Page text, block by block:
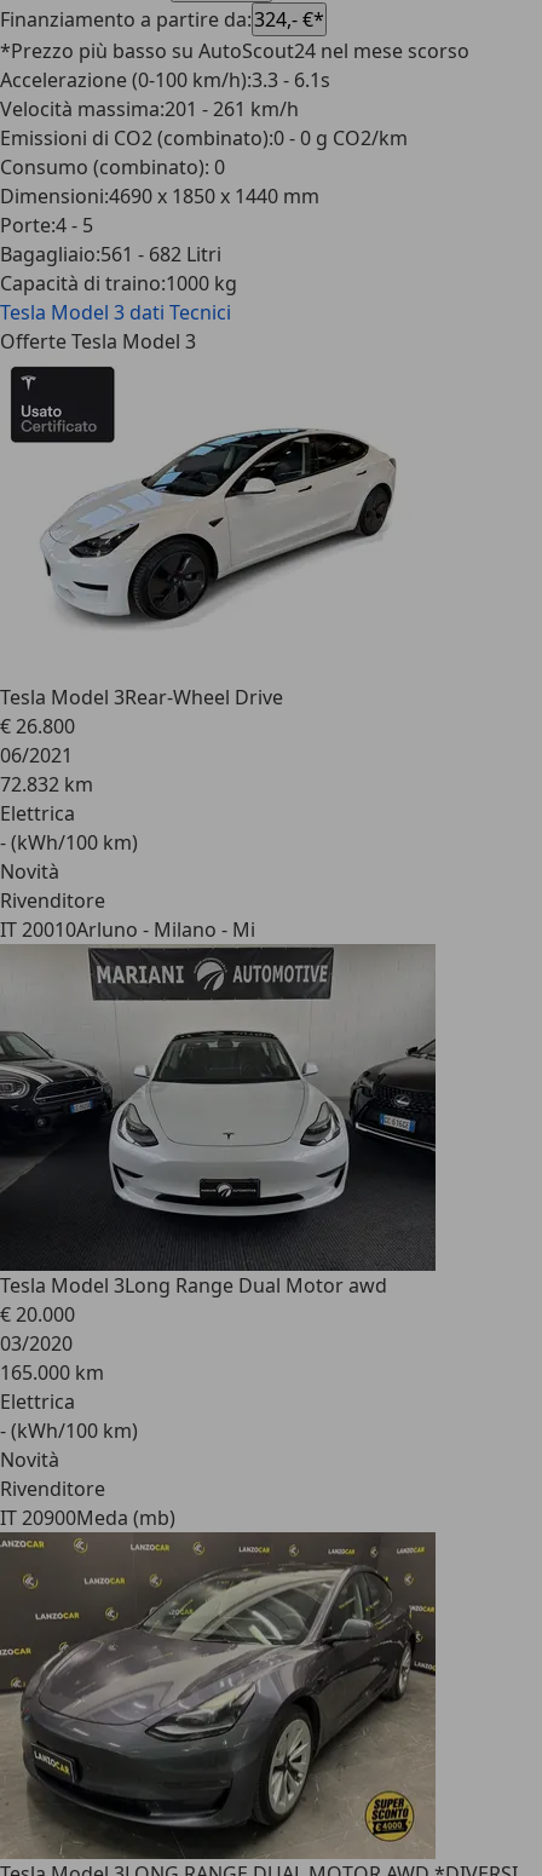
Finanziamento a partire da:324,- €*
*Prezzo più basso su AutoScout24 nel mese scorso
Accelerazione (0-100 km/h):3.3 - 6.1s
Velocità massima:201 - 261 km/h
Emissioni di CO2 (combinato):0 - 0 g CO2/km
Consumo (combinato): 0
Dimensioni:4690 x 1850 x 1440 mm
Porte:4 - 5
Bagagliaio:561 - 682 Litri
Capacità di traino:1000 kg
Tesla Model 3 dati Tecnici
Offerte Tesla Model 3
Tesla Model 3Rear-Wheel Drive
€ 26.800
06/2021
72.832 km
Elettrica
- (kWh/100 km)
Novità
Rivenditore
IT 20010Arluno - Milano - Mi
Tesla Model 3Long Range Dual Motor awd
€ 20.000
03/2020
165.000 km
Elettrica
- (kWh/100 km)
Novità
Rivenditore
IT 20900Meda (mb)